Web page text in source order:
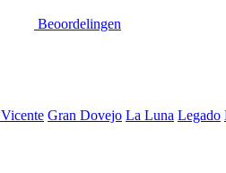
Beoordelingen
Gran Dovejo La Luna Legado